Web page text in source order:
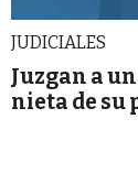
JUDICIALES
Juzgan a
nieta de su